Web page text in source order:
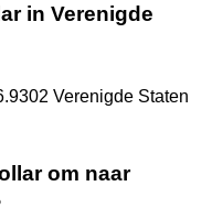
in Verenigde
Verenigde Staten
om naar